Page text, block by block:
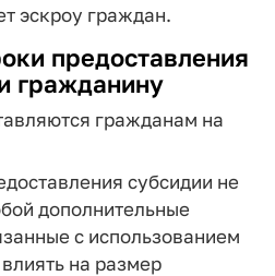
эскроу граждан.
предоставления
гражданину
гражданам на
субсидии не
дополнительные
с использованием
на размер